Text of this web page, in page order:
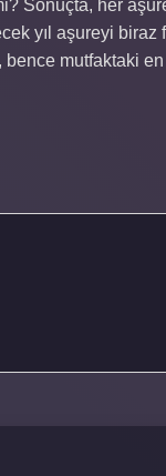
Sonuçta, her
yıl aşureyi biraz
mutfaktaki